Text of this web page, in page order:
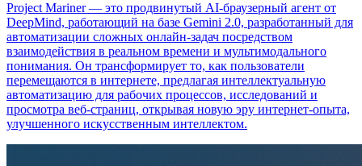
Project Mariner — это продвинутый AI-браузерный агент от
DeepMind, работающий на базе Gemini 2.0, разработанный для
автоматизации сложных онлайн-задач посредством
взаимодействия в реальном времени и мультимодального
понимания. Он трансформирует то, как пользователи
перемещаются в интернете, предлагая интеллектуальную
автоматизацию для рабочих процессов, исследований и
просмотра веб-страниц, открывая новую эру интернет-опыта,
улучшенного искусственным интеллектом.